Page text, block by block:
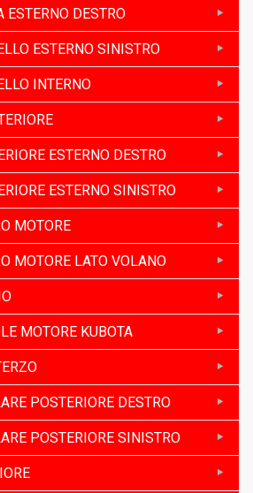
ESTERNO DESTRO
ESTERNO SINISTRO
INTERNO
ESTERNO DESTRO
ESTERNO SINISTRO
MOTORE
MOTORE LATO VOLANO
MOTORE KUBOTA
POSTERIORE DESTRO
POSTERIORE SINISTRO